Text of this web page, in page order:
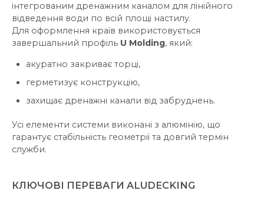
інтегрованим дренажним каналом для лінійного
відведення води по всій площі настилу.
Для оформлення країв використовується
завершальний профіль U Molding, який:
акуратно закриває торці,
герметизує конструкцію,
захищає дренажні канали від забруднень.
Усі елементи системи виконані з алюмінію, що
гарантує стабільність геометрії та довгий термін
служби.
КЛЮЧОВІ ПЕРЕВАГИ ALUDECKING